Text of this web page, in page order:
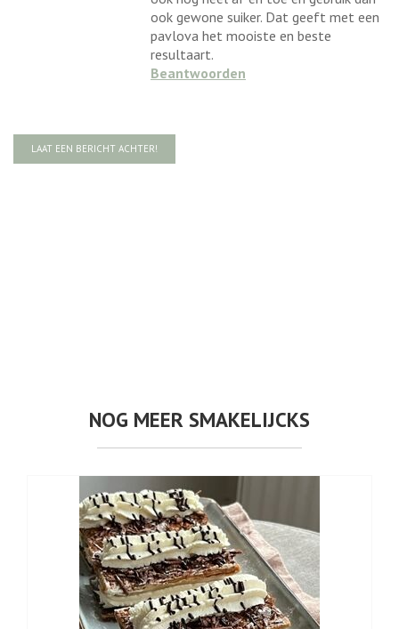
ook gewone suiker. Dat geeft met een
pavlova het mooiste en beste
resultaart.
Beantwoorden
LAAT EEN BERICHT ACHTER!
NOG MEER SMAKELIJCKS